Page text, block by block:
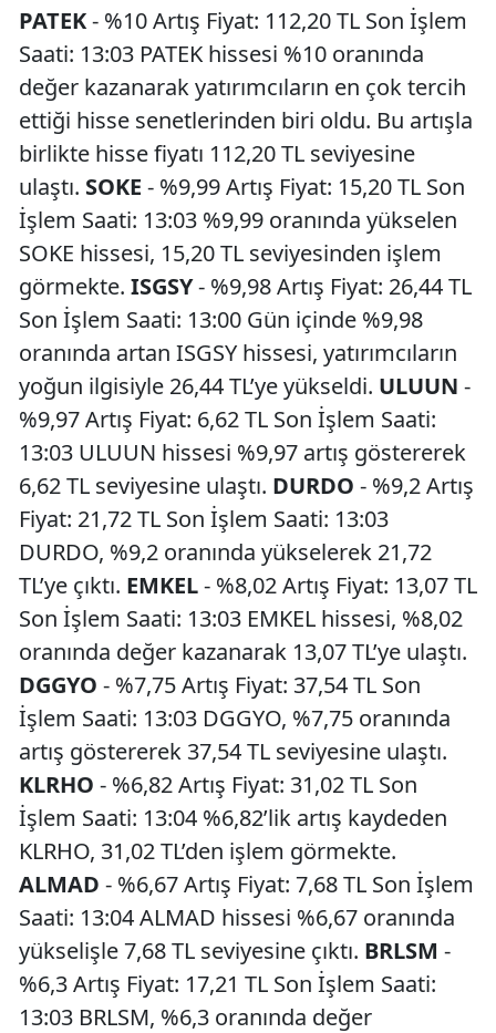
PATEK- %10 Artış Fiyat: 112,20 TL Son İşlem
Saati: 13:03 PATEK hissesi %10 oranında
değer kazanarak yatırımcıların en çok tercih
ettiği hisse senetlerinden biri oldu. Bu artışla
birlikte hisse fiyatı 112,20 TL seviyesine
ulaştı. SOKE - %9,99 Artış Fiyat: 15,20 TL Son
İşlem Saati: 13:03 %9,99 oranında yükselen
SOKE hissesi, 15,20 TL seviyesinden işlem
görmekte. ISGSY- %9,98 Artış Fiyat: 26,44 TL
Son İşlem Saati: 13:00 Gün içinde %9,98
oranında artan ISGSY hissesi, yatırımcıların
yoğun ilgisiyle 26,44 TL’ye yükseldi. ULUUN -
%9,97 Artış Fiyat: 6,62 TL Son İşlem Saati:
13:03 ULUUN hissesi %9,97 artış göstererek
6,62 TL seviyesine ulaştı. DURDO - %9,2 Artış
Fiyat: 21,72 TL Son İşlem Saati: 13:03
DURDO, %9,2 oranında yükselerek 21,72
TL’ye çıktı. EMKEL- %8,02 Artış Fiyat: 13,07 TL
Son İşlem Saati: 13:03 EMKEL hissesi, %8,02
oranında değer kazanarak 13,07 TL’ye ulaştı.
DGGYO - %7,75 Artış Fiyat: 37,54 TL Son
İşlem Saati: 13:03 DGGYO, %7,75 oranında
artış göstererek 37,54 TL seviyesine ulaştı.
KLRHO - %6,82 Artış Fiyat: 31,02 TL Son
İşlem Saati: 13:04 %6,82’lik artış kaydeden
KLRHO, 31,02 TL’den işlem görmekte.
ALMAD - %6,67 Artış Fiyat: 7,68 TL Son İşlem
Saati: 13:04 ALMAD hissesi %6,67 oranında
yükselişle 7,68 TL seviyesine çıktı. BRLSM -
%6,3 Artış Fiyat: 17,21 TL Son İşlem Saati:
13:03 BRLSM, %6,3 oranında değer